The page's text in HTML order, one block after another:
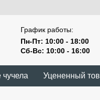
График работы:
Пн-Пт: 10:00 - 18:00
Сб-Вс: 10:00 - 16:00
Уцененный